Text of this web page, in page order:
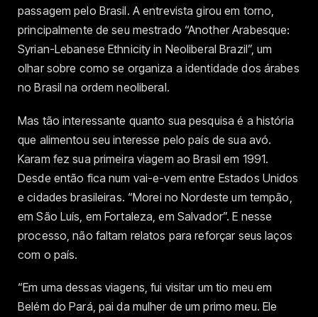
passagem pelo Brasil. A entrevista girou em torno,
principalmente de seu mestrado “Another Arabesque:
Syrian-Lebanese Ethnicity in Neoliberal Brazil”, um
olhar sobre como se organiza a identidade dos árabes
no Brasil na ordem neoliberal.
Mas tão interessante quanto sua pesquisa é a história
que alimentou seu interesse pelo país de sua avó.
Karam fez sua primeira viagem ao Brasil em 1991.
Desde então fica num vai-e-vem entre Estados Unidos
e cidades brasileiras. “Morei no Nordeste um tempão,
em São Luís, em Fortaleza, em Salvador”. E nesse
processo, não faltam relatos para reforçar seus laços
com o país.
“Em uma dessas viagens, fui visitar um tio meu em
Belém do Pará, pai da mulher de um primo meu. Ele